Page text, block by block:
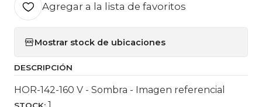
Agregar a la lista de favoritos
Mostrar stock de ubicaciones
DESCRIPCIÓN
HOR-142-160 V - Sombra - Imagen referencial